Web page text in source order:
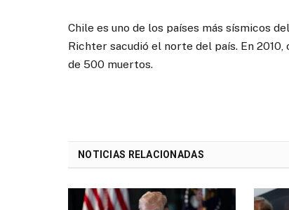
Chile es uno de los países más sísmicos
Richter sacudió el norte del país. En
de 500 muertos.
NOTICIAS RELACIONADAS